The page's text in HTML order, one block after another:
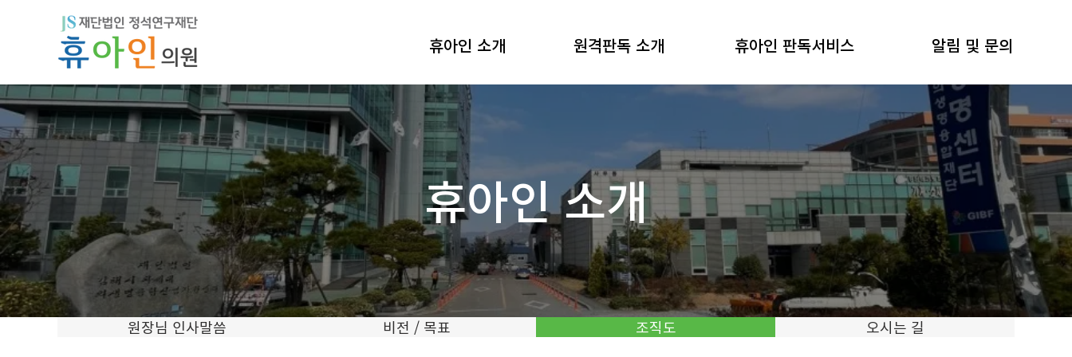
휴아인 소개 원격판독 소개 휴아인 판독서비스 알림 및 문의
휴아인 소개
원장님 인사말씀 비전 / 목표 조직도 오시는 길